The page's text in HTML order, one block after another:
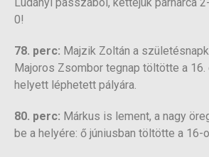
0!
78. perc: Majzik Zoltán a
Majoros Zsombor tegnap töltötte a 16.
helyett léphetett pályára.
80. perc: Márkus is lement, a nagy
be a helyére: ő júniusban töltötte a 16-